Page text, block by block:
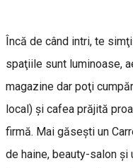
Încă de când intri, te
spaţiile sunt luminoase,
magazine dar poţi
local) şi cafea prăjită
firmă. Mai găseşti un
de haine, beauty-salon şi